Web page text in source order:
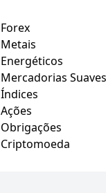
Forex
Metais
Energéticos
Mercadorias Suaves
Índices
Ações
Obrigações
Criptomoeda